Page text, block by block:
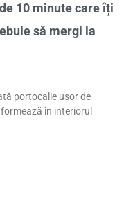
10 minute care îți
să mergi la
portocalie ușor de
în interiorul